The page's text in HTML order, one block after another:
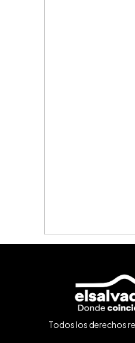
Todos los derechos